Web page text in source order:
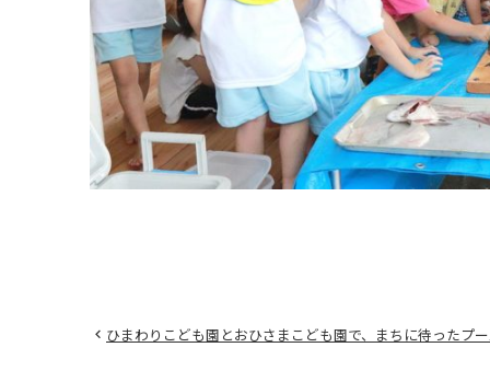
ひまわりこども園とおひさまこども園で、まちに待ったプ